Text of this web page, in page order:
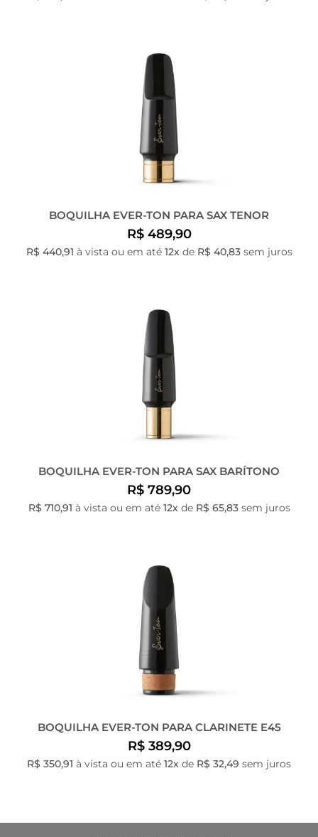
BOQUILHA EVER-TON PARA SAX TENOR
R$ 489,90
R$ 440,91 à vista ou em até 12xde R$ 40,83sem juros
BOQUILHA EVER-TON PARA SAX BARÍTONO
R$ 789,90
R$ 710,91 à vista ou em até 12xde R$ 65,83sem juros
BOQUILHA EVER-TON PARA CLARINETE E45
R$ 389,90
R$ 350,91 à vista ou em até 12x de R$ 32,49 sem juros